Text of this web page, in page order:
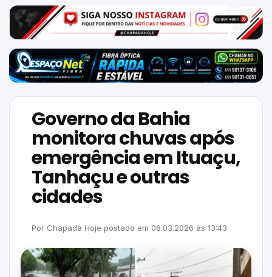
NAS
NOSSAS
REDES
Governo da Bahia
monitora chuvas após
emergência em Ituaçu,
Tanhaçu e outras
cidades
Por Chapada Hoje postado em 06.03.2026 às 13:43